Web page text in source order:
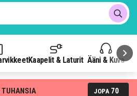
Kaapelit & Laturit Ääni & Kuva
TUHANSIA
JOPA 70